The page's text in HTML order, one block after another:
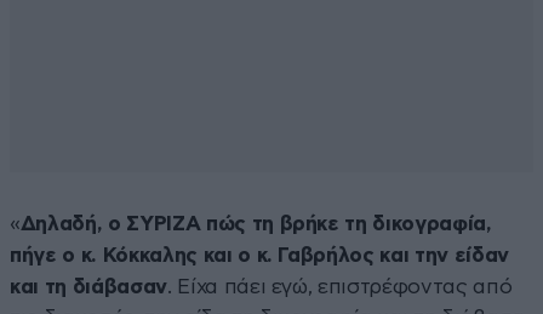
«Δηλαδή, ο ΣΥΡΙΖΑ πώς τη βρήκε τη δικογραφία,
πήγε ο κ. Κόκκαλης και ο κ. Γαβρήλος και την είδαν
και τη διάβασαν. Είχα πάει εγώ, επιστρέφοντας από